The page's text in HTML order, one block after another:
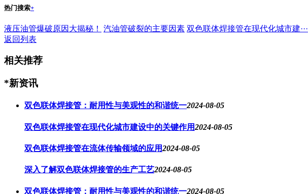
热门搜索+
液压油管爆破原因大揭秘！ 汽油管破裂的主要因素 双色联体焊接管在现代化城市建···
返回列表
相关推荐
*新资讯
双色联体焊接管：耐用性与美观性的和谐统一2024-08-05
双色联体焊接管在现代化城市建设中的关键作用2024-08-05
双色联体焊接管在流体传输领域的应用2024-08-05
深入了解双色联体焊接管的生产工艺2024-08-05
双色联体焊接管：耐用性与美观性的和谐统一2024-08-05